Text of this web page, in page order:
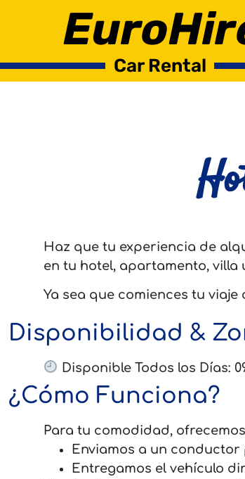
Car Rental
Haz que tu experiencia de
en tu hotel, apartamento, villa
Ya sea que comiences tu
Disponibilidad &
Disponible Todos los Días:
¿Cómo Funciona?
Para tu comodidad,
Enviamos a un
Entregamos el vehículo